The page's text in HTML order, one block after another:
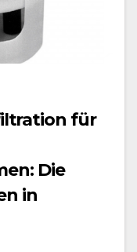
für
Die
in